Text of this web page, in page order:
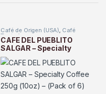
Café de Origen (USA), Café
Tostado
CAFE DEL PUEBLITO
SALGAR – Specialty
Coffee 250g (10oz) –
(Pack of 6)